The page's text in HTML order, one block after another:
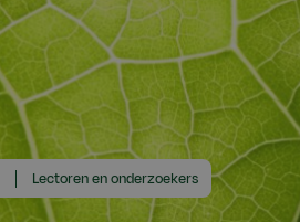
Lectoren en onderzoekers